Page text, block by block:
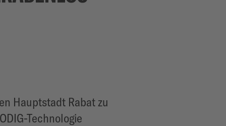
Hauptstadt Rabat zu
Technologie